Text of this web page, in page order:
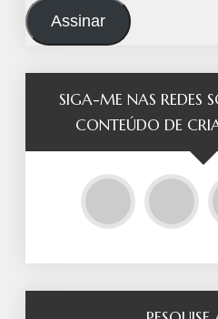
Assinar
SIGA-ME NAS REDES
CONTEÚDO DE